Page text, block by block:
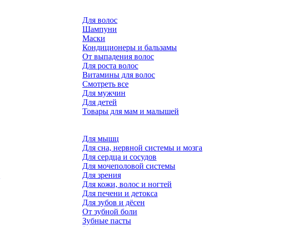
Для волос
Шампуни
Маски
Кондиционеры и бальзамы
От выпадения волос
Для роста волос
Витамины для волос
Смотреть все
Для мужчин
Для детей
Товары для мам и малышей
Для мышц
Для сна, нервной системы и мозга
Для сердца и сосудов
Для мочеполовой системы
Для зрения
Для кожи, волос и ногтей
Для печени и детокса
Для зубов и дёсен
От зубной боли
Зубные пасты